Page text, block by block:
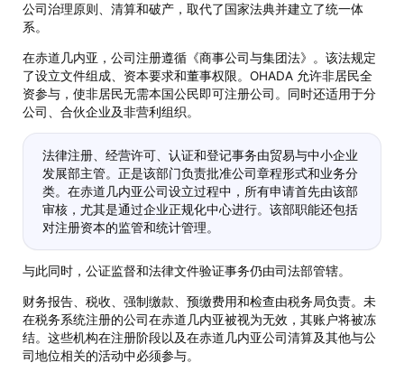
公司治理原则、清算和破产，取代了国家法典并建立了统一体
系。
在赤道几内亚，公司注册遵循《商事公司与集团法》。该法规定
了设立文件组成、资本要求和董事权限。OHADA 允许非居民全
资参与，使非居民无需本国公民即可注册公司。同时还适用于分
公司、合伙企业及非营利组织。
法律注册、经营许可、认证和登记事务由贸易与中小企业
发展部主管。正是该部门负责批准公司章程形式和业务分
类。在赤道几内亚公司设立过程中，所有申请首先由该部
审核，尤其是通过企业正规化中心进行。该部职能还包括
对注册资本的监管和统计管理。
与此同时，公证监督和法律文件验证事务仍由司法部管辖。
财务报告、税收、强制缴款、预缴费用和检查由税务局负责。未
在税务系统注册的公司在赤道几内亚被视为无效，其账户将被冻
结。这些机构在注册阶段以及在赤道几内亚公司清算及其他与公
司地位相关的活动中必须参与。